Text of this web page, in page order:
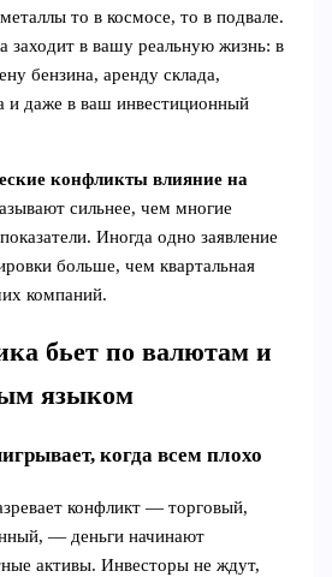
то в космосе, то в подвале.
заходит в вашу реальную жизнь: в
бензина, аренду склада,
и даже в ваш инвестиционный
конфликты влияние на
сильнее, чем многие
Иногда одно заявление
больше, чем квартальная
компаний.
бьет по валютам и
языком
когда всем плохо
конфликт — торговый,
— деньги начинают
активы. Инвесторы не ждут,